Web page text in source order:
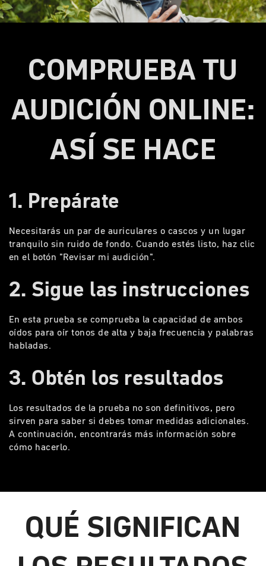
COMPRUEBA TU
AUDICIÓN ONLINE:
ASÍ SE HACE
1. Prepárate
Necesitarás un par de auriculares o cascos y un lugar
tranquilo sin ruido de fondo. Cuando estés listo, haz clic
en el botón "Revisar mi audición".
2. Sigue las instrucciones
En esta prueba se comprueba la capacidad de ambos
oídos para oír tonos de alta y baja frecuencia y palabras
habladas.
3. Obtén los resultados
Los resultados de la prueba no son definitivos, pero
sirven para saber si debes tomar medidas adicionales.
A continuación, encontrarás más información sobre
cómo hacerlo.
QUÉ SIGNIFICAN